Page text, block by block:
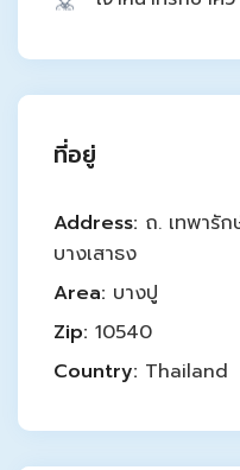
ที่อยู่
Address: ถ. เทพารั
บางเสาธง
Area: บางปู
Zip: 10540
Country: Thailand